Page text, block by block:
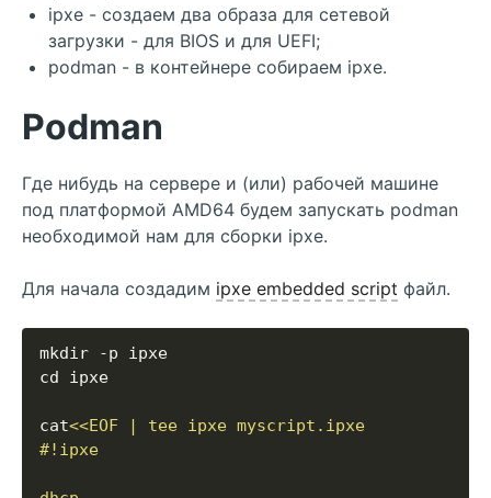
ipxe - создаем два образа для сетевой
загрузки - для BIOS и для UEFI;
podman - в контейнере собираем ipxe.
Podman
Где нибудь на сервере и (или) рабочей машине
под платформой AMD64 будем запускать podman
необходимой нам для сборки ipxe.
Для начала создадим ipxe embedded script файл.
cat